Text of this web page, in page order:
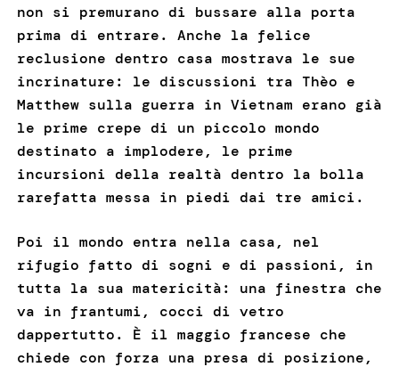
non si premurano di bussare alla porta
prima di entrare. Anche la felice
reclusione dentro casa mostrava le sue
incrinature: le discussioni tra Thèo e
Matthew sulla guerra in Vietnam erano già
le prime crepe di un piccolo mondo
destinato a implodere, le prime
incursioni della realtà dentro la bolla
rarefatta messa in piedi dai tre amici.
Poi il mondo entra nella casa, nel
rifugio fatto di sogni e di passioni, in
tutta la sua matericità: una finestra che
va in frantumi, cocci di vetro
dappertutto. È il maggio francese che
chiede con forza una presa di posizione,